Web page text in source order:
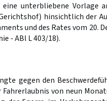
eine unterbliebene Vorlage
hinsichtlich der
und des Rates vom 20.
- ABl L 403/18).
gegen den
von neun